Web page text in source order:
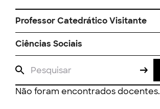
Professor Catedrático Visitante
Ciências Sociais
Não foram encontrados docentes.